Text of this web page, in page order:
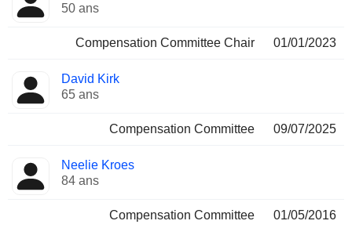
50 ans
Compensation Committee Chair 01/01/2023
David Kirk
65 ans
Compensation Committee 09/07/2025
Neelie Kroes
84 ans
Compensation Committee 01/05/2016